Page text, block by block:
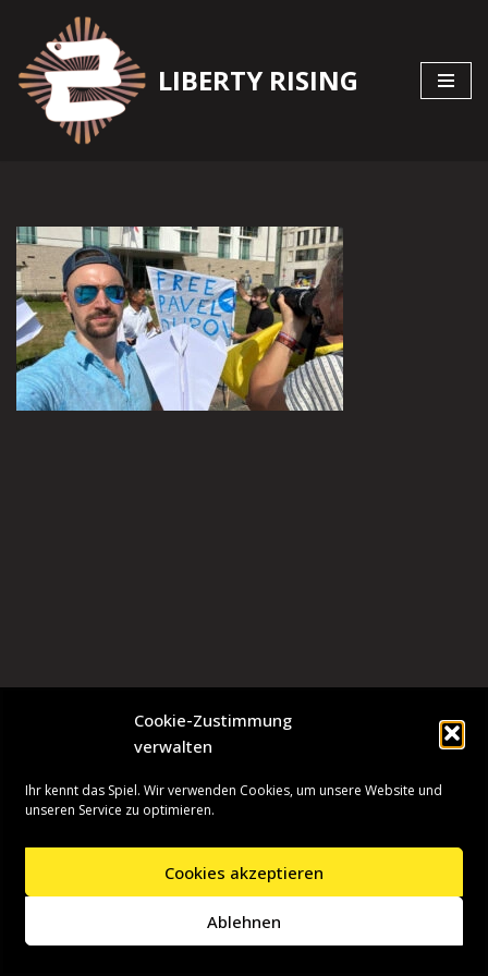
Cookie-Zustimmung
verwalten
Ihr kennt das Spiel. Wir verwenden Cookies, um unsere Website und
unseren Service zu optimieren.
Cookies akzeptieren
Ablehnen
Zum
Inhalt
springen
LIBERTY RISING
| Präsentiert vonWordPress
Presseinformationen